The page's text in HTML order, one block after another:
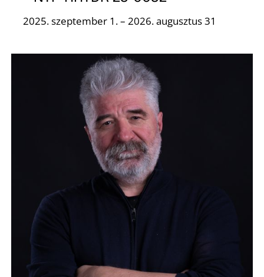
2025. szeptember 1. – 2026. augusztus 31